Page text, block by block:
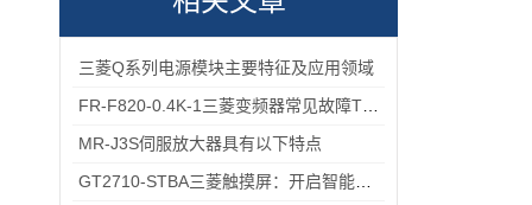
三菱Q系列电源模块主要特征及应用领域
MR-J3S伺服放大器具有以下特点